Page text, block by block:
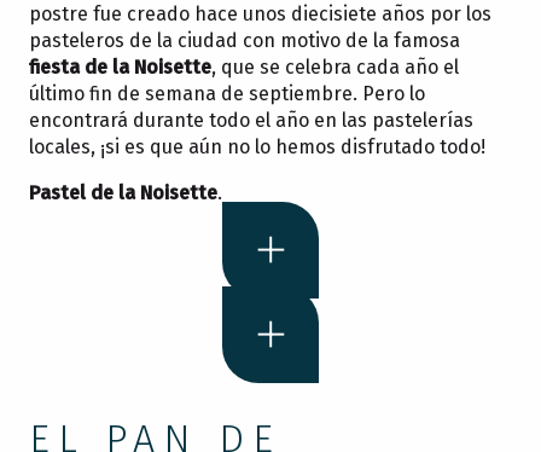
postre fue creado hace unos diecisiete años por los
pasteleros de la ciudad con motivo de la famosa
fiesta de la Noisette, que se celebra cada año el
último fin de semana de septiembre. Pero lo
encontrará durante todo el año en las pastelerías
locales, ¡si es que aún no lo hemos disfrutado todo!
Pastel de la Noisette.
EL PAN DE